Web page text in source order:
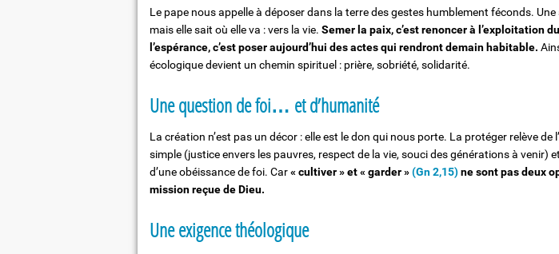
Le pape nous appelle à déposer dans la terre des gestes humblement féconds. Une
mais elle sait où elle va : vers la vie. Semer la paix, c’est renoncer à l’exploitation
l’espérance, c’est poser aujourd’hui des actes qui rendront demain habitable.
écologique devient un chemin spirituel : prière, sobriété, solidarité.
Une question de foi… et d’humanité
La création n’est pas un décor : elle est le don qui nous porte. La protéger relève de
simple (justice envers les pauvres, respect de la vie, souci des générations à venir)
d’une obéissance de foi. Car« cultiver » et « garder »(Gn 2,15)ne sont pas deux
mission reçue de Dieu.
Une exigence théologique